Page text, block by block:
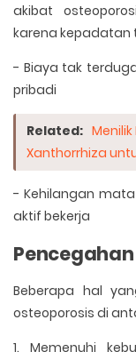
akibat
karena kepadatan
- Biaya tak
pribadi
Related:
Xanthorrhiza
- Kehilangan
aktif bekerja
Beberapa hal
osteoporosis di
1. Memenuhi